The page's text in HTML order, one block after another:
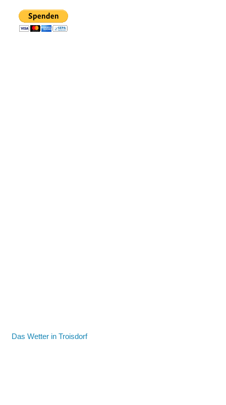
Das Wetter in Troisdorf